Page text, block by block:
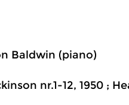
Baldwin (piano)
nr.1-12, 1950 ;